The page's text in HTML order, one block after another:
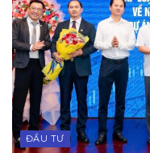
ĐẦU TƯ